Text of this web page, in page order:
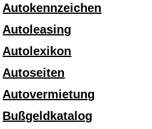
Autokennzeichen
Autoleasing
Autolexikon
Autoseiten
Autovermietung
Bußgeldkatalog